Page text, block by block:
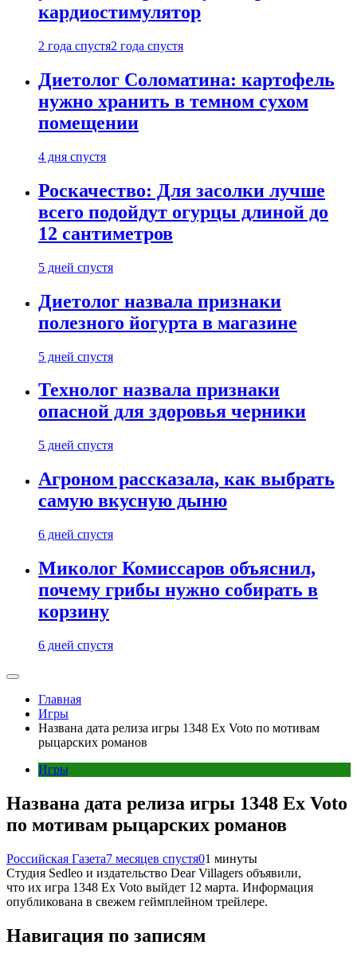
кардиостимулятор
2 года спустя2 года спустя
Диетолог Соломатина: картофель
нужно хранить в темном сухом
помещении
4 дня спустя
Роскачество: Для засолки лучше
всего подойдут огурцы длиной до
12 сантиметров
5 дней спустя
Диетолог назвала признаки
полезного йогурта в магазине
5 дней спустя
Технолог назвала признаки
опасной для здоровья черники
5 дней спустя
Агроном рассказала, как выбрать
самую вкусную дыню
6 дней спустя
Миколог Комиссаров объяснил,
почему грибы нужно собирать в
корзину
6 дней спустя
Главная
Игры
Названа дата релиза игры 1348 Ex Voto по мотивам
рыцарских романов
Игры
Названа дата релиза игры 1348 Ex Voto
по мотивам рыцарских романов
Российская Газета7 месяцев спустя01 минуты
Студия Sedleo и издательство Dear Villagers объявили,
что их игра 1348 Ex Voto выйдет 12 марта. Информация
опубликована в свежем геймплейном трейлере.
Навигация по записям